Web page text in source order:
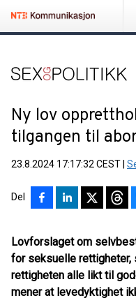
Ny lov
tilgangen til
23.8.2024 17:17:32 CEST
Del
Lovforslaget om
for seksuelle rettigheter,
rettigheten alle likt til
mener at levedyktighet